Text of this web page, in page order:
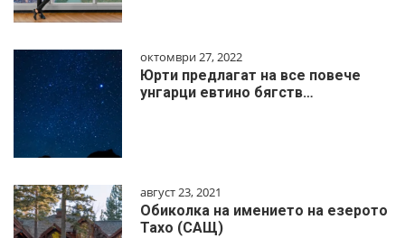
октомври 27, 2022
Юрти предлагат на все повече
унгарци евтино бягств…
август 23, 2021
Обиколка на имението на езерото
Тахо (САЩ)